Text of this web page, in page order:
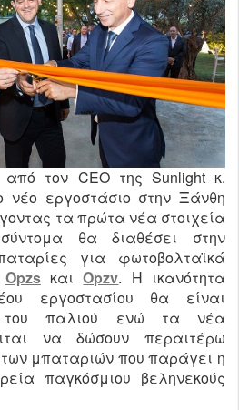
τον CEO της Sunlight κ.
νέο εργοστάσιο στην Ξάνθη
τα πρώτα νέα στοιχεία
θα διαθέσει στην
για φωτοβολταϊκά
OpzsκαιOpzv. Η ικανότητα
εργοστασίου θα είναι
του παλιού ενώ τα νέα
να δώσουν περαιτέρω
μπαταριών που παράγει η
παγκόσμιου βεληνεκούς